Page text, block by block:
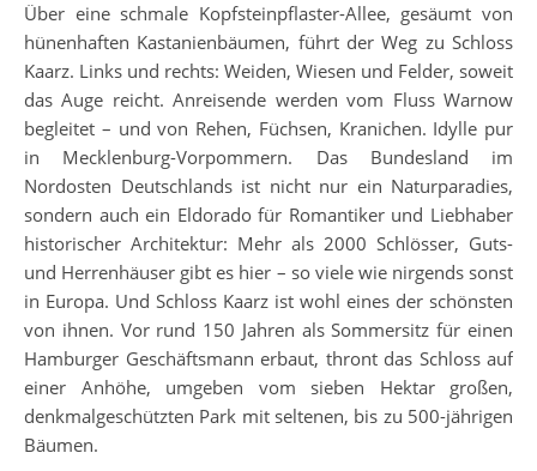
Über eine schmale Kopfsteinpflaster-Allee, gesäumt von
hünenhaften Kastanienbäumen, führt der Weg zu Schloss
Kaarz. Links und rechts: Weiden, Wiesen und Felder, soweit
das Auge reicht. Anreisende werden vom Fluss Warnow
begleitet – und von Rehen, Füchsen, Kranichen. Idylle pur
in Mecklenburg-Vorpommern. Das Bundesland im
Nordosten Deutschlands ist nicht nur ein Naturparadies,
sondern auch ein Eldorado für Romantiker und Liebhaber
historischer Architektur: Mehr als 2000 Schlösser, Guts-
und Herrenhäuser gibt es hier – so viele wie nirgends sonst
in Europa. Und Schloss Kaarz ist wohl eines der schönsten
von ihnen. Vor rund 150 Jahren als Sommersitz für einen
Hamburger Geschäftsmann erbaut, thront das Schloss auf
einer Anhöhe, umgeben vom sieben Hektar großen,
denkmalgeschützten Park mit seltenen, bis zu 500-jährigen
Bäumen.